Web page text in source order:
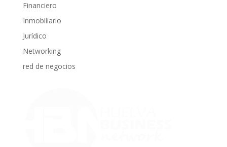
Financiero
Inmobiliario
Jurídico
Networking
red de negocios